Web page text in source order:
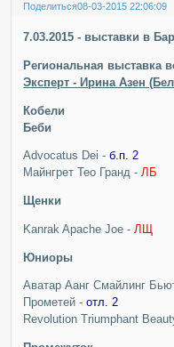
Поделиться08-03-2015 22:06:09
7.03.2015 - выставки в
Региональная выставка
Эксперт - Ирина Азен
Кобели
Беби
Advocatus Dei -б.п. 2
Майнгрет Тео Гранд -ЛБ
Щенки
Kanrak Apache Joe - ЛЩ
Юниоры
Аватар Аанг Смайлинг
Прометей -отл. 2
Revolution Triumphant